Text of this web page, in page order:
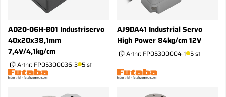
AD20-06H-B01 Industriservo
40x20x38,1mm
7,4V/4,1kg/cm
Artnr: FP05300036-3 5 st
AJ9DA41 Industrial Servo
High Power 84kg/cm 12V
Artnr: FP05300004-1 5 st